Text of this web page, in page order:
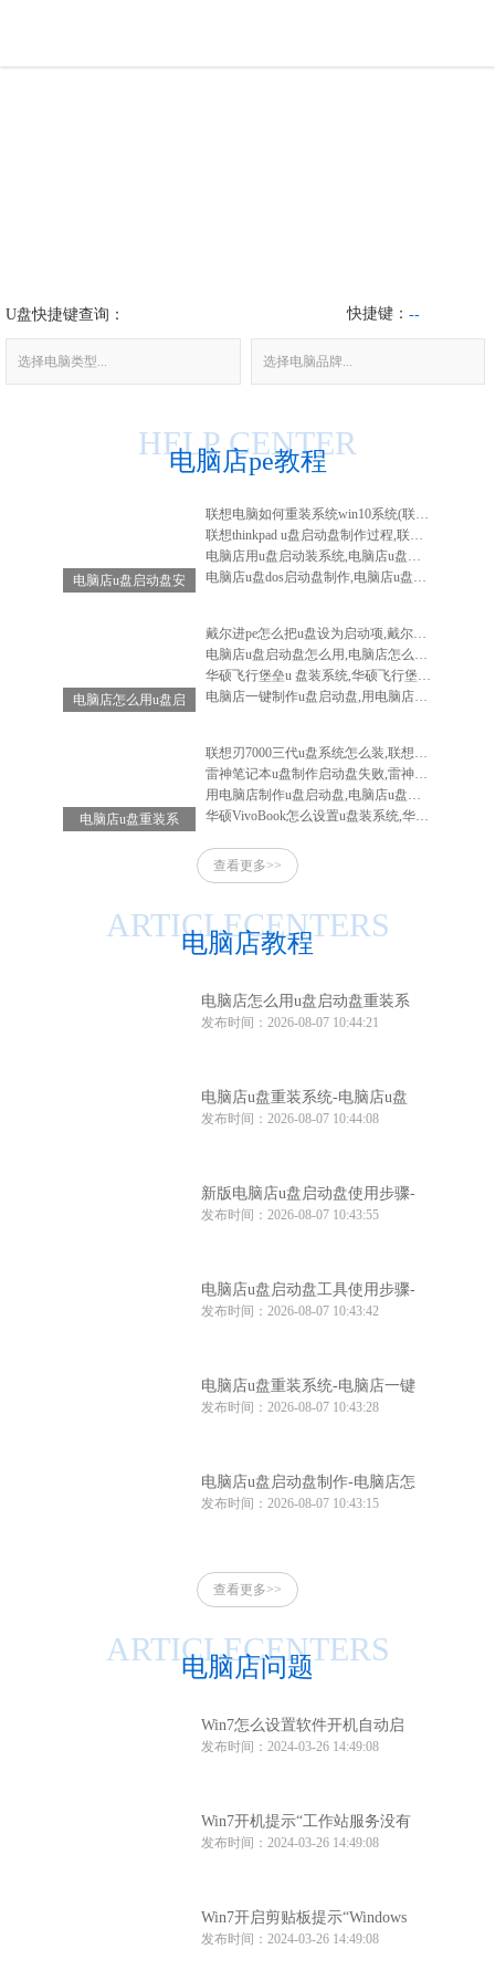
电脑问题
U盘快捷键查询：
选择电脑类型... 选择电脑品牌...
快捷键： --
电脑店pe教程
HELP CENTER
电脑店u盘启动盘安
联想电脑如何重装系统win10系统(联想电脑怎么重装系统win10系统)
联想thinkpad u盘启动盘制作过程,联想笔记本u盘启动盘制作
电脑店用u盘启动装系统,电脑店u盘启动盘安装系统
电脑店u盘dos启动盘制作,电脑店u盘启动盘制作软件
电脑店怎么用u盘启
戴尔进pe怎么把u盘设为启动项,戴尔电脑进入bios设置u盘启动
电脑店u盘启动盘怎么用,电脑店怎么做启动u盘
华硕飞行堡垒u 盘装系统,华硕飞行堡垒装系统教程
电脑店一键制作u盘启动盘,用电脑店制作u盘启动盘
电脑店u盘重装系
联想刃7000三代u盘系统怎么装,联想刃7000怎么重装系统
雷神笔记本u盘制作启动盘失败,雷神笔记本u盘启动不了
用电脑店制作u盘启动盘,电脑店u盘启动盘制作工具教程
华硕VivoBook怎么设置u盘装系统,华硕vivobook如何重装系统
查看更多>>
电脑店教程
ARTICLECENTERS
电脑店怎么用u盘启动盘重装系
统-电脑店怎么使用u盘重装系统
发布时间：2026-08-07 10:44:21
电脑店u盘重装系统-电脑店u盘
重装系统步骤
发布时间：2026-08-07 10:44:08
新版电脑店u盘启动盘使用步骤-
电脑店u盘启动教程
发布时间：2026-08-07 10:43:55
电脑店u盘启动盘工具使用步骤-
电脑店u盘启动盘制作工具
发布时间：2026-08-07 10:43:42
电脑店u盘重装系统-电脑店一键
u盘重装系统
发布时间：2026-08-07 10:43:28
电脑店u盘启动盘制作-电脑店怎
么制作u盘启动盘
发布时间：2026-08-07 10:43:15
查看更多>>
电脑店问题
ARTICLECENTERS
Win7怎么设置软件开机自动启
动？Win7软件开机自动启动设
发布时间：2024-03-26 14:49:08
Win7开机提示“工作站服务没有
启动”怎么办？
发布时间：2024-03-26 14:49:08
Win7开启剪贴板提示“Windows
找不到clipbrd.exe文件”怎么办
发布时间：2024-03-26 14:49:08